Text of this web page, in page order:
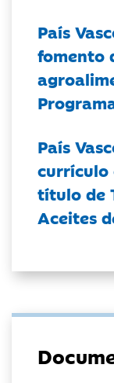
País
fomento
País
currículo
título de
Aceites